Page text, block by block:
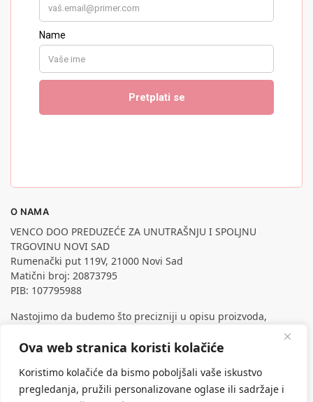
Ova web stranica koristi kolačiće
Koristimo kolačiće da bismo poboljšali vaše iskustvo
pregledanja, pružili personalizovane oglase ili sadržaje i
O NAMA
VENCO DOO PREDUZEĆE ZA UNUTRAŠNJU I SPOLJNU
TRGOVINU NOVI SAD
Rumenački put 119V, 21000 Novi Sad
Matični broj: 20873795
PIB: 107795988
Nastojimo da budemo što precizniji u opisu proizvoda,
prikazu slika i samih cena, ali ne možemo garantovati da su
sve informacije kompletne i bez grešaka.
podrazumeva da su dostupni u svakom trenutku.